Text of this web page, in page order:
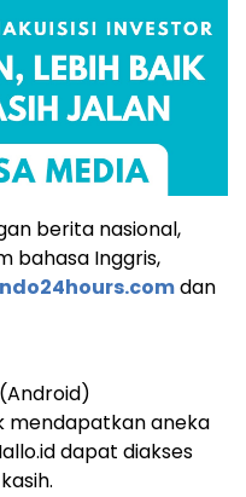
berita nasional,
bahasa Inggris,
dan
(Android)
mendapatkan aneka
dapat diakses